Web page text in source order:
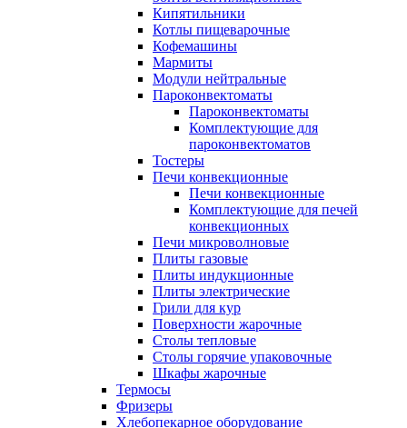
Кипятильники
Котлы пищеварочные
Кофемашины
Мармиты
Модули нейтральные
Пароконвектоматы
Пароконвектоматы
Комплектующие для
пароконвектоматов
Тостеры
Печи конвекционные
Печи конвекционные
Комплектующие для печей
конвекционных
Печи микроволновые
Плиты газовые
Плиты индукционные
Плиты электрические
Грили для кур
Поверхности жарочные
Столы тепловые
Столы горячие упаковочные
Шкафы жарочные
Термосы
Фризеры
Хлебопекарное оборудование